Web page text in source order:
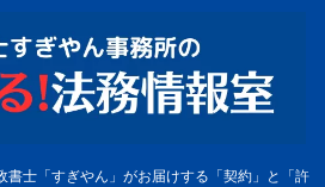
書士「すぎやん」がお届けする「契約」と「許